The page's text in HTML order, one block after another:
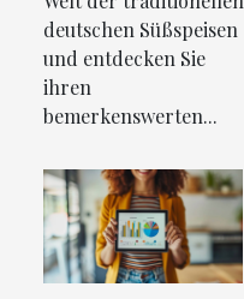
Patisserie
deutschen Süßspeisen
und entdecken Sie
ihren
bemerkenswerten...